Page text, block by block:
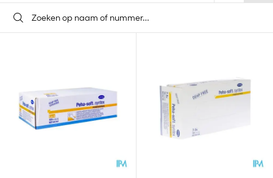
Hartmann